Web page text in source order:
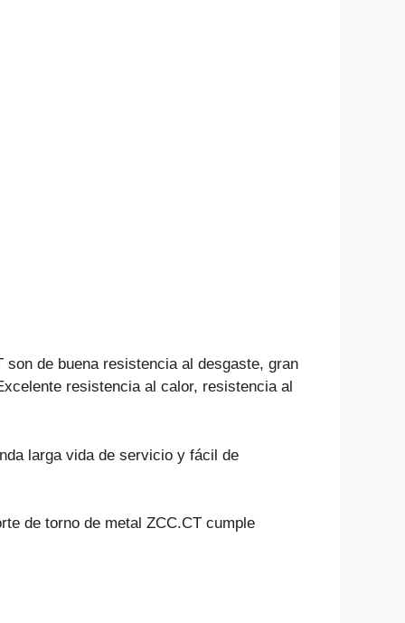
de buena resistencia al desgaste, gran
resistencia al calor, resistencia al
larga vida de servicio y fácil de
de torno de metal ZCC.CT cumple